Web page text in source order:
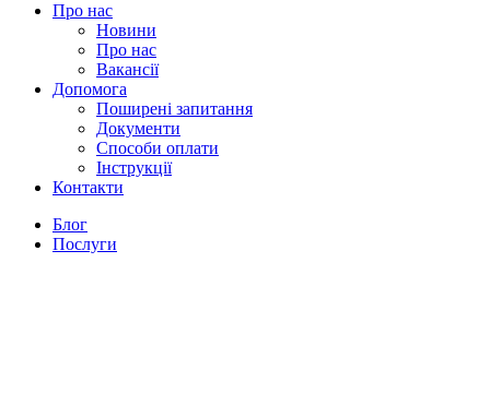
Про нас
Новини
Про нас
Вакансії
Допомога
Поширені запитання
Документи
Способи оплати
Інструкції
Контакти
Блог
Послуги